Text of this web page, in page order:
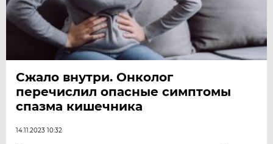
Сжало внутри. Онколог
перечислил опасные симптомы
спазма кишечника
14.11.2023 10:32